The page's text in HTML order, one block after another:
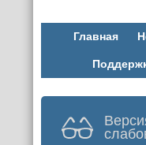
Главная